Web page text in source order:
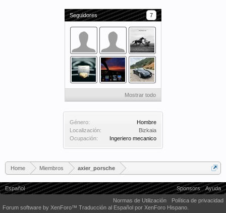
Seguidores 7
Mostrar todo
Género:
Hombre
Localización:
Bizkaia
Ocupación:
Ingeriero mecanico
Home Miembros axier_porsche
Español Sponsors
Ayuda
Normas de Utilización
Política de privacidad
Forum software by XenForo™ Traducción al Español por XenForo Hispano.